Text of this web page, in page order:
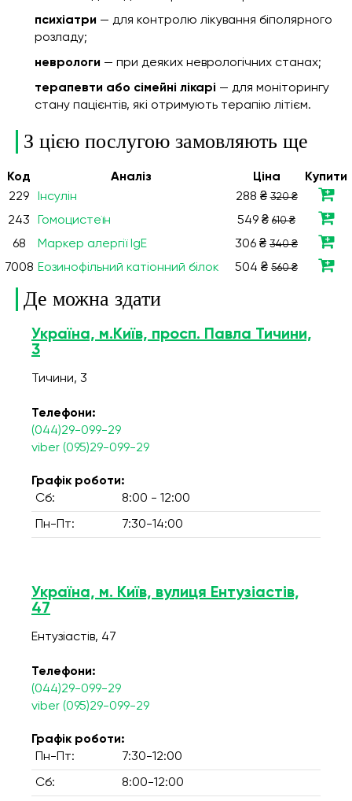
психіатри — для контролю лікування біполярного
розладу;
неврологи — при деяких неврологічних станах;
терапевти або сімейні лікарі — для моніторингу
стану пацієнтів, які отримують терапію літієм.
З цією послугою замовляють ще
Код Аналiз Ціна
Купити
229
Інсулін 288 ₴320 ₴
243 Гомоцистеїн 549 ₴ 610 ₴
68 Маркер алергії IgE 306 ₴ 340 ₴
7008 Еозинофільний катіонний білок 504 ₴ 560 ₴
Де можна здати
Україна, м.Київ, просп. Павла Тичини,
3
Тичини, 3
Телефони:
(044)29-099-29
viber (095)29-099-29
Графік роботи:
Сб:
8:00 - 12:00
Пн-Пт: 7:30-14:00
Україна, м. Київ, вулиця Ентузіастів,
47
Ентузіастів, 47
Телефони:
(044)29-099-29
viber (095)29-099-29
Графік роботи:
Пн-Пт:
7:30-12:00
Сб: 8:00-12:00